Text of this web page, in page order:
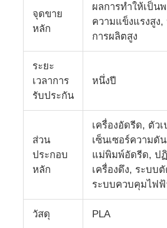
กรณี
ขอทุน
สายดึงสกรูคู่
สายดึงแผ่นหลายชั้น
สายการผลิตฟีนเนอร์
จุดขาย
หลัก
ผลการทำให้เป็น
ความแข็งแรงสูง
การผลิตสูง
ระยะ
เวลาการ
รับประกัน
หนึ่งปี
ส่วน
ประกอบ
หลัก
เครื่องอัดรีด, ตัว
เซ็นเซอร์ความดั
แม่พิมพ์อัดรีด, ป
เครื่องดึง, ระบบ
ระบบควบคุมไฟฟ้
วัสดุ PLA